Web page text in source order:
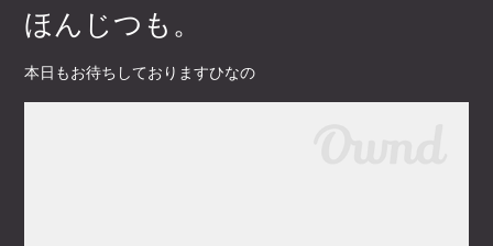
ほんじつも。
本日もお待ちしておりますひなの